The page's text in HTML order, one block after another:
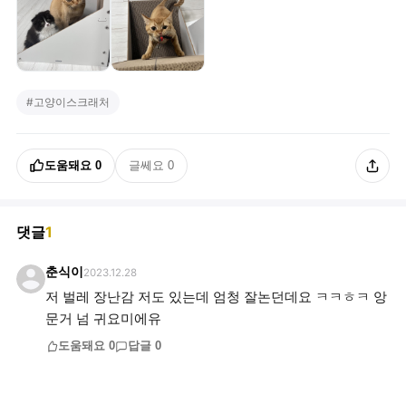
# 고양이스크래처
도움돼요 0 글쎄요 0
댓글1
춘식이 2023.12.28
저 벌레 장난감 저도 있는데 엄청 잘논던데요 ㅋㅋㅎㅋ 앙
문거 넘 귀요미에유
도움돼요 0 답글 0